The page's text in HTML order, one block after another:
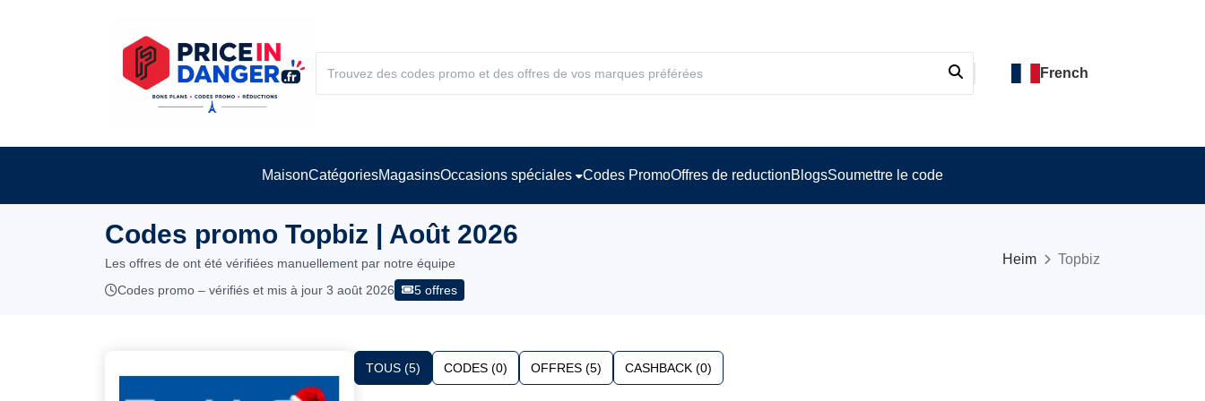
French
MaisonCatégoriesMagasinsOccasions spéciales Codes PromoOffres de reductionBlogsSoumettre le code
Codes promo Topbiz | Août 2026
Les offres de ont été vérifiées manuellement par notre équipe
Codes promo – vérifiés et mis à jour 3 août 2026
5 offres
Heim Topbiz
TOUS (5) CODES (0) OFFRES (5) CASHBACK (0)